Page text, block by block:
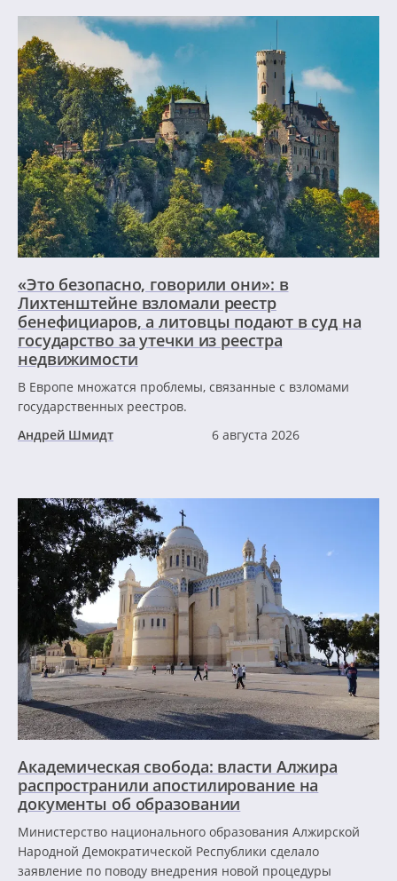
«Это безопасно, говорили они»: в
Лихтенштейне взломали реестр
бенефициаров, а литовцы подают в суд на
государство за утечки из реестра
недвижимости
В Европе множатся проблемы, связанные с взломами
государственных реестров.
Андрей Шмидт
6 августа 2026
Академическая свобода: власти Алжира
распространили апостилирование на
документы об образовании
Министерство национального образования Алжирской
Народной Демократической Республики сделало
заявление по поводу внедрения новой процедуры